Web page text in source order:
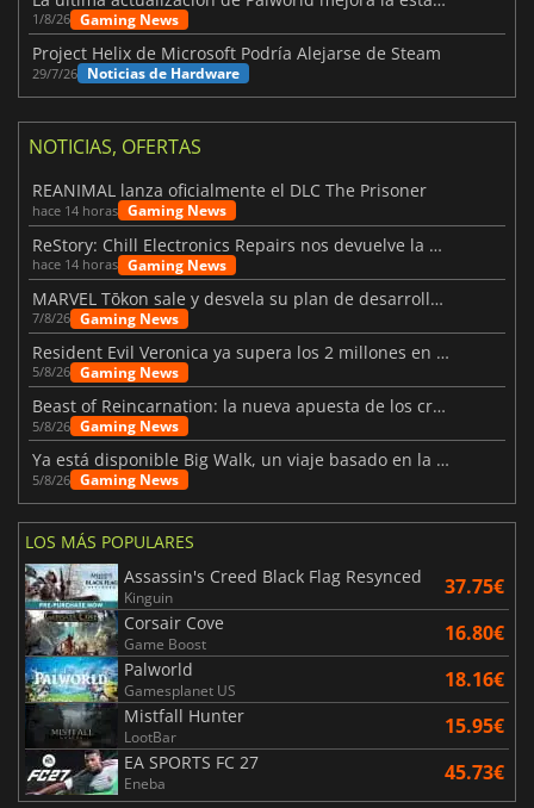
1/8/26 Gaming News
Project Helix de Microsoft Podría Alejarse de Steam
29/7/26 Noticias de Hardware
NOTICIAS, OFERTAS
REANIMAL lanza oficialmente el DLC The Prisoner
hace 14 horas Gaming News
ReStory: Chill Electronics Repairs nos devuelve la nostalgia de los 2000
hace 14 horas Gaming News
MARVEL Tōkon sale y desvela su plan de desarrollo para el primer año
7/8/26 Gaming News
Resident Evil Veronica ya supera los 2 millones en listas de deseados
5/8/26 Gaming News
Beast of Reincarnation: la nueva apuesta de los creadores de Pokémon
5/8/26 Gaming News
Ya está disponible Big Walk, un viaje basado en la amistad
5/8/26 Gaming News
LOS MÁS POPULARES
Assassin's Creed Black Flag Resynced
Kinguin 37.75€
Corsair Cove
Game Boost 16.80€
Palworld
Gamesplanet US 18.16€
Mistfall Hunter
LootBar 15.95€
EA SPORTS FC 27
Eneba 45.73€